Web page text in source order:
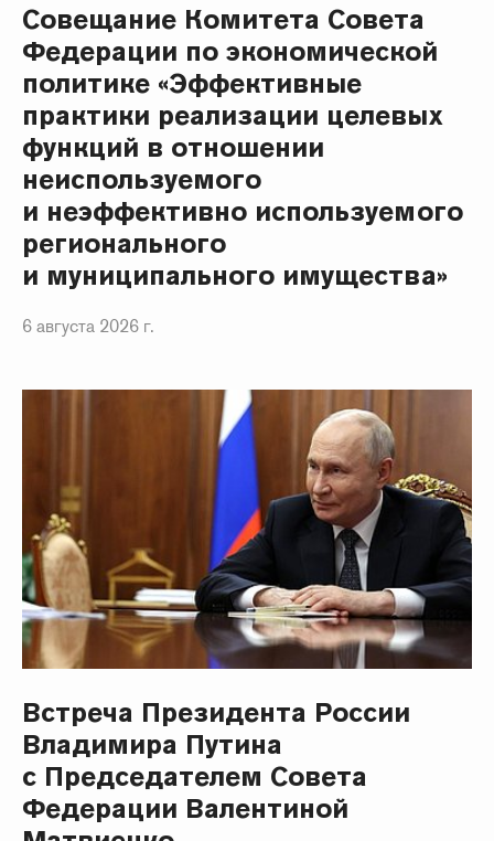
Совещание Комитета Совета
Федерации по экономической
политике «Эффективные
практики реализации целевых
функций в отношении
неиспользуемого
и неэффективно используемого
регионального
и муниципального имущества»
6 августа 2026 г.
Встреча Президента России
Владимира Путина
с Председателем Совета
Федерации Валентиной